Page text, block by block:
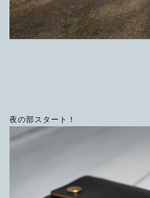
夜の部スタート！